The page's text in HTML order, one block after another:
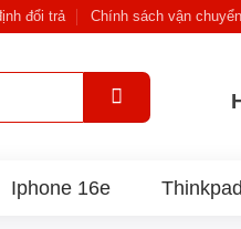
đổi trả Chính sách vận chuyển
Iphone 16e Thinkpad